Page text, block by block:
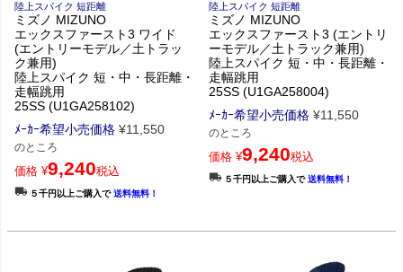
陸上スパイク 短距離
ミズノ MIZUNO
エックスファースト3 ワイド
(エントリーモデル／土トラッ
ク兼用)
陸上スパイク 短・中・長距離・
走幅跳用
25SS (U1GA258102)
ﾒｰｶｰ希望小売価格 ¥11,550
のところ
価格 ¥9,240税込
５千円以上ご購入で送料無料！
陸上スパイク 短距離
ミズノ MIZUNO
エックスファースト3 (エントリ
ーモデル／土トラック兼用)
陸上スパイク 短・中・長距離・
走幅跳用
25SS (U1GA258004)
ﾒｰｶｰ希望小売価格 ¥11,550
のところ
価格 ¥9,240税込
５千円以上ご購入で送料無料！